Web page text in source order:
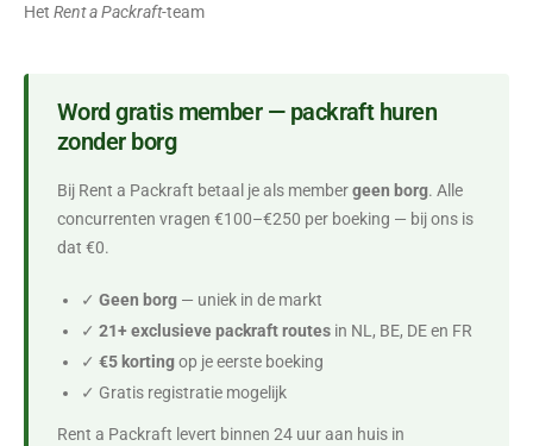
Het Rent a Packraft-team
Word gratis member — packraft huren
zonder borg
Bij Rent a Packraft betaal je als membergeen borg. Alle
concurrenten vragen €100–€250 per boeking — bij ons is
dat €0.
✓ Geen borg — uniek in de markt
✓ 21+ exclusieve packraft routes in NL, BE, DE en FR
✓ €5 kortingop je eerste boeking
✓ Gratis registratie mogelijk
Rent a Packraft levert binnen 24 uur aan huis in